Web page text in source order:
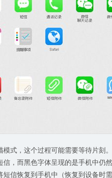
式，这个过程可能需要等待片刻
，而黑色字体呈现的是手机中仍
信恢复到手机中（恢复到设备时